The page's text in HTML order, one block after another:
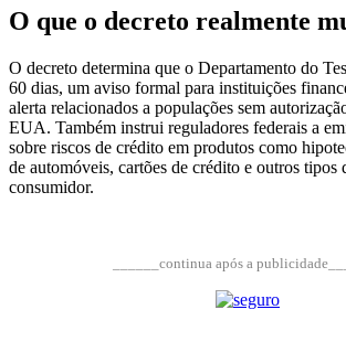
O que o decreto realmente
O decreto determina que o Departamento do
60 dias, um aviso formal para instituições
alerta relacionados a populações sem
EUA. Também instrui reguladores federais a
sobre riscos de crédito em produtos como
de automóveis, cartões de crédito e outros tipos
consumidor.
______continua após a